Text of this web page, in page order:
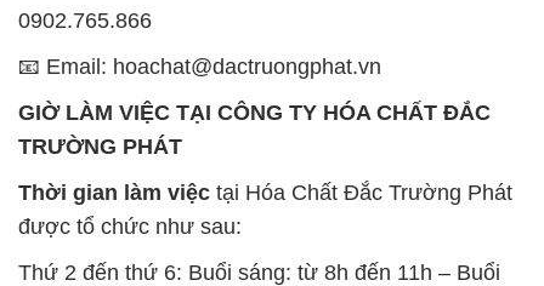
0902.765.866
📧 Email: hoachat@dactruongphat.vn
GIỜ LÀM VIỆC TẠI CÔNG TY HÓA CHẤT ĐẮC
TRƯỜNG PHÁT
Thời gian làm việc tại Hóa Chất Đắc Trường Phát
được tổ chức như sau:
Thứ 2 đến thứ 6: Buổi sáng: từ 8h đến 11h – Buổi